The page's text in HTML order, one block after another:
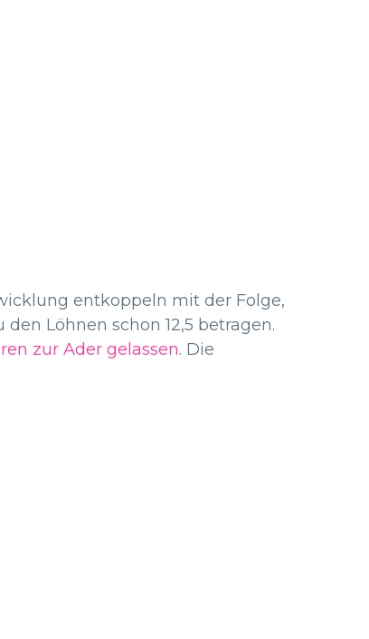
entkoppeln mit der Folge,
Löhnen schon 12,5 betragen.
zur Ader gelassen. Die